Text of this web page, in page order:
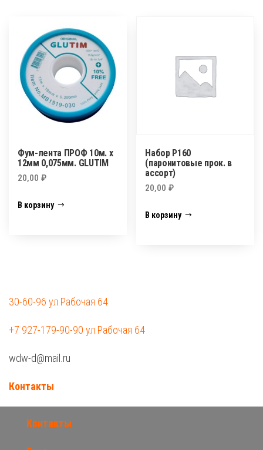
Фум-лента ПРОФ 10м. х
12мм 0,075мм. GLUTIM
20,00 ₽
В корзину
Набор P160
(паронитовые прок. в
ассорт)
20,00₽
В корзину
30-60-96 ул.Рабочая 64
+7 927-179-90-90 ул.Рабочая 64
wdw-d@mail.ru
Контакты
Контакты